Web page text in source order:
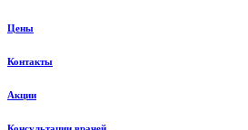
Цены
Контакты
Акции
Консультации врачей